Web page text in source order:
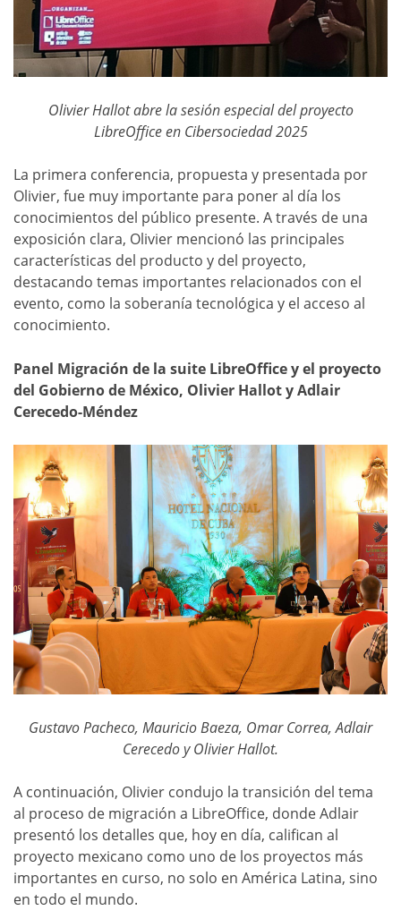
Olivier Hallot abre la sesión especial del proyecto
LibreOffice en Cibersociedad 2025
La primera conferencia, propuesta y presentada por
Olivier, fue muy importante para poner al día los
conocimientos del público presente. A través de una
exposición clara, Olivier mencionó las principales
características del producto y del proyecto,
destacando temas importantes relacionados con el
evento, como la soberanía tecnológica y el acceso al
conocimiento.
Panel Migración de la suite LibreOffice y el proyecto
del Gobierno de México, Olivier Hallot y Adlair
Cerecedo-Méndez
Gustavo Pacheco, Mauricio Baeza, Omar Correa, Adlair
Cerecedo y Olivier Hallot.
A continuación, Olivier condujo la transición del tema
al proceso de migración a LibreOffice, donde Adlair
presentó los detalles que, hoy en día, califican al
proyecto mexicano como uno de los proyectos más
importantes en curso, no solo en América Latina, sino
en todo el mundo.